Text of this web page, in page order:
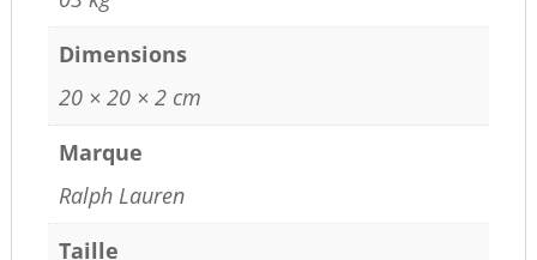
Dimensions
20 × 20 × 2 cm
Marque
Ralph Lauren
Taille